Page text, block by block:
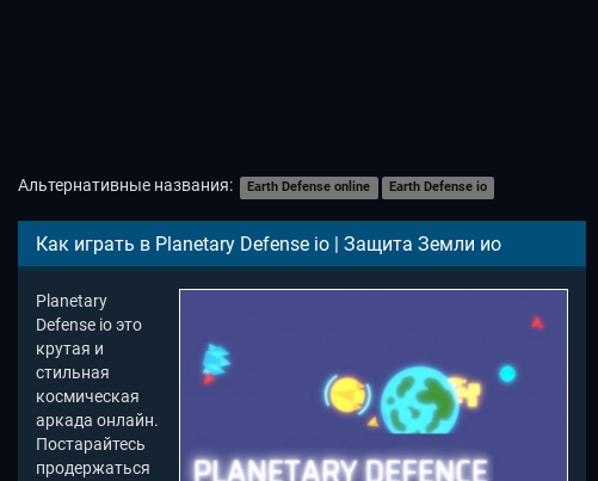
Альтернативные названия: Earth Defense online Earth Defense io​
Как играть в Planetary Defense io | Защита Земли ио
Planetary
Defense io это
крутая и
стильная
космическая
аркада онлайн.
Постарайтесь
продержаться